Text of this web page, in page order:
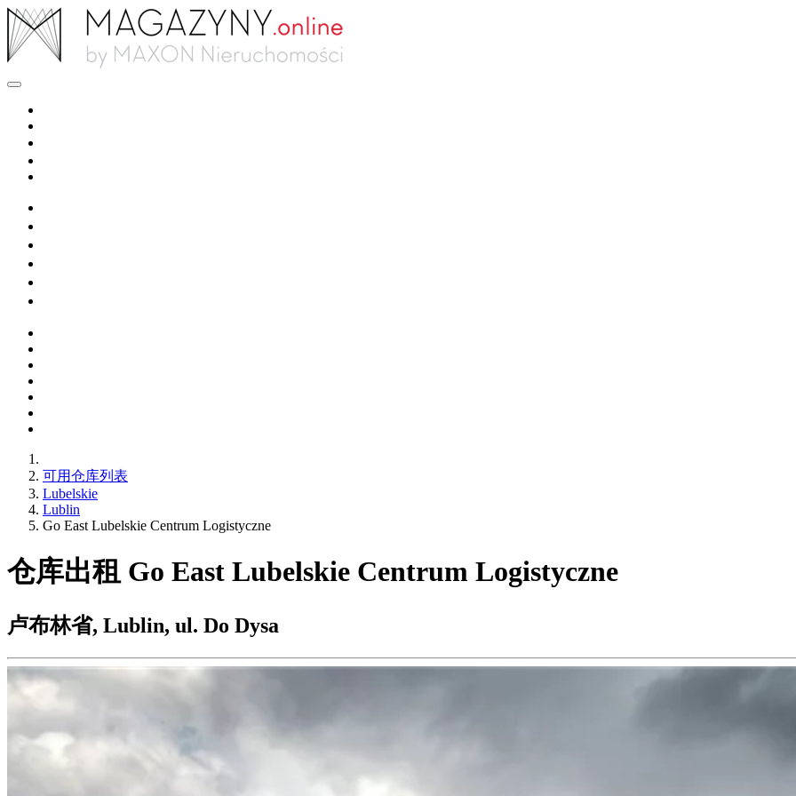
可用仓库列表
Lubelskie
Lublin
Go East Lubelskie Centrum Logistyczne
仓库出租 Go East Lubelskie Centrum Logistyczne
卢布林省, Lublin, ul. Do Dysa